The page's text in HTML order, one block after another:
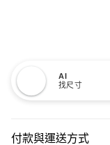
AI
找尺寸
付款與運送方式